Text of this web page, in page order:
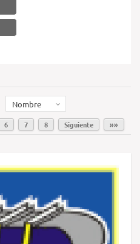
Nombre
6 7 8 Siguiente »»